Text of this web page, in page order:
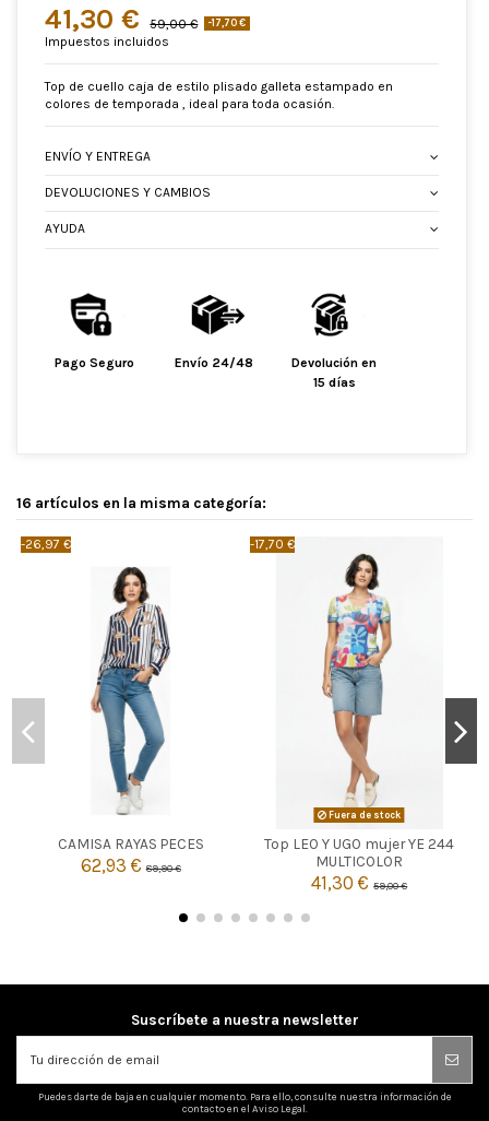
41,30 € 59,00 € -17,70 €
Impuestos incluidos
Top de cuello caja de estilo plisado galleta estampado en
colores de temporada , ideal para toda ocasión.
ENVÍO Y ENTREGA
DEVOLUCIONES Y CAMBIOS
AYUDA
Pago Seguro Envío 24/48
Devolución en
15 días
16 artículos en la misma categoría:
-26,97 €
CAMISA RAYAS PECES
62,93 €89,90 €
BLANCO
40

-17,70 €
Fuera de stock
Top LEO Y UGO mujer YE 244
MULTICOLOR
41,30 €59,00 €
 Agotado
Suscríbete a nuestra newsletter
Puedes darte de baja en cualquier momento. Para ello, consulte nuestra información de
contacto en el Aviso Legal.